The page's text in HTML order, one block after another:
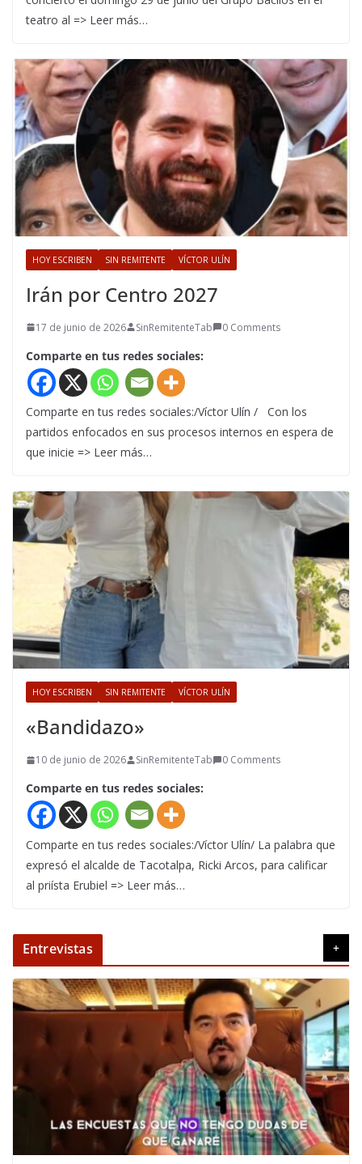
teatro al => Leer más…
HOY ESCRIBEN SIN REMITENTE VÍCTOR ULÍN
Irán por Centro 2027
17 de junio de 2026 SinRemitenteTab 0 Comments
Comparte en tus redes sociales:
Comparte en tus redes sociales:/Víctor Ulín / Con los
partidos enfocados en sus procesos internos en espera de
que inicie => Leer más…
HOY ESCRIBEN SIN REMITENTE VÍCTOR ULÍN
«Bandidazo»
10 de junio de 2026 SinRemitenteTab 0 Comments
Comparte en tus redes sociales:
Comparte en tus redes sociales:/Víctor Ulín/ La palabra que
expresó el alcalde de Tacotalpa, Ricki Arcos, para calificar
al priísta Erubiel => Leer más…
Entrevistas +